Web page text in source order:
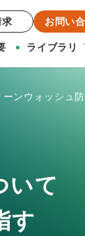
ライブラリ
求 お問い
ンウォッシュ
いて
す